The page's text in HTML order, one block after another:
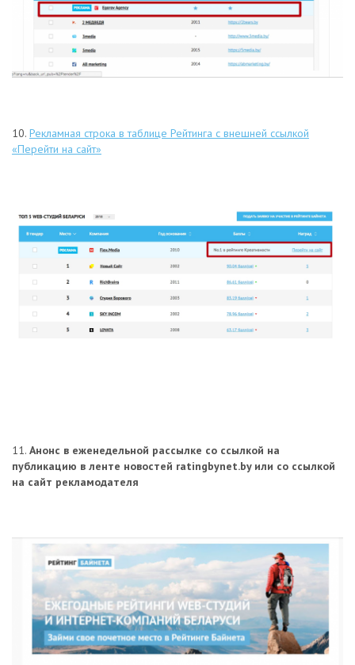
10. Рекламная строка в таблице Рейтинга с внешней ссылкой
«Перейти на сайт»
11. Анонс в еженедельной рассылке со ссылкой на
публикацию в ленте новостей ratingbynet.by или со ссылкой
на сайт рекламодателя